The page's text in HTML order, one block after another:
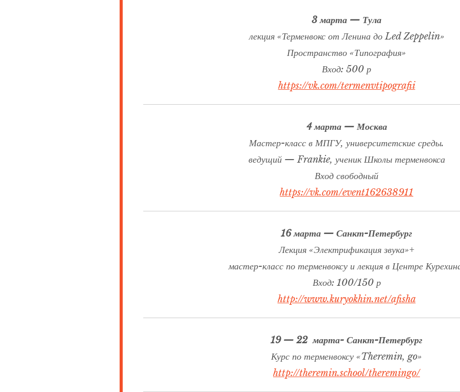
3 марта — Тула
лекция «Терменвокс от Ленина до Led Zeppelin»
Пространство «Типография»
Вход: 500 р
https://vk.com/termenvtipografii
4 марта — Москва
Мастер-класс в МПГУ, университетские среды.
ведущий — Frankie, ученик Школы терменвокса
Вход свободный
https://vk.com/event162638911
16 марта — Санкт-Петербург
Лекция «Электрификация звука»+
мастер-класс по терменвоксу и лекция в Центре
Вход: 100/150 р
http://www.kuryokhin.net/afisha
19 — 22 марта- Санкт-Петербург
Курс по терменвоксу «Theremin, go»
http://theremin.school/theremingo/